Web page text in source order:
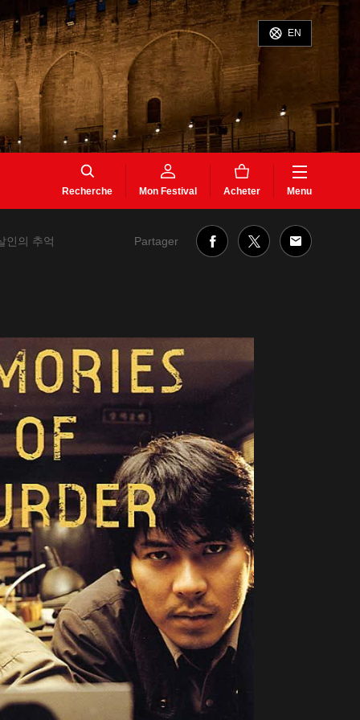
EN
Recherche Mon Festival Acheter Menu
인의 추억 Partager